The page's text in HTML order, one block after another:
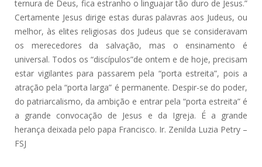
ternura de Deus, fica estranho o linguajar tão duro de Jesus.”
Certamente Jesus dirige estas duras palavras aos Judeus, ou
melhor, às elites religiosas dos Judeus que se consideravam
os merecedores da salvação, mas o ensinamento é
universal. Todos os “discípulos”de ontem e de hoje, precisam
estar vigilantes para passarem pela “porta estreita”, pois a
atração pela “porta larga” é permanente. Despir-se do poder,
do patriarcalismo, da ambição e entrar pela “porta estreita” é
a grande convocação de Jesus e da Igreja. É a grande
herança deixada pelo papa Francisco. Ir. Zenilda Luzia Petry –
FSJ